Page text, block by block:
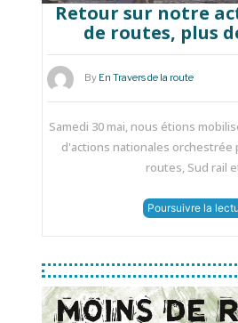
Retour sur notre
de routes, plus
By En Travers de la route
Samedi 30 mai, nous étions
d'actions nationales orchestrée
routes, Sud rail
Poursuivre la